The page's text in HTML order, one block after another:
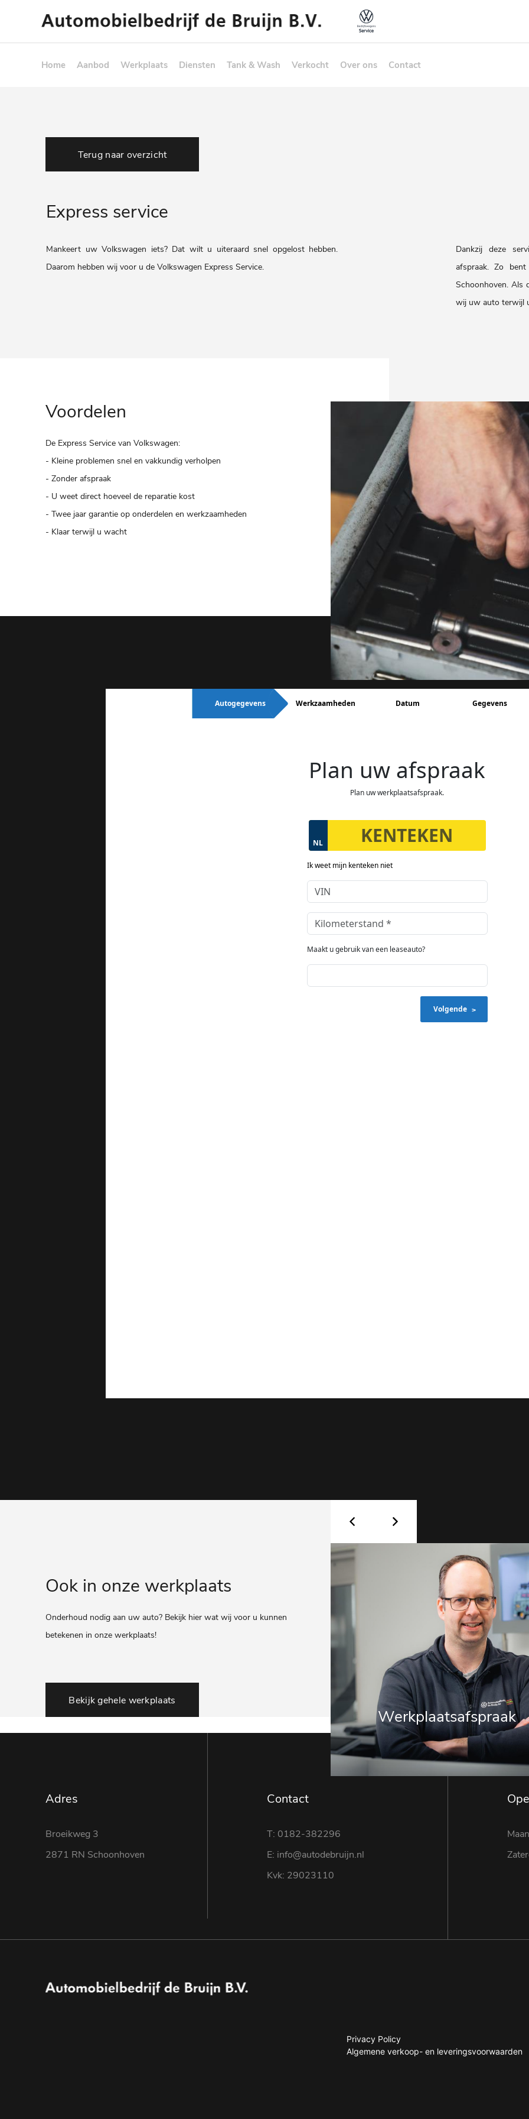
Home Aanbod Werkplaats Diensten Tank & Wash Verkocht Over ons Contact
Terug naar overzicht
Express service
Mankeert uw Volkswagen iets? Dat wilt u uiteraard snel opgelost hebben.
Daarom hebben wij voor u de Volkswagen Express Service.
Dankzij deze
afspraak. Zo
Schoonhoven. Als
wij uw auto terwijl
Voordelen
De Express Service van Volkswagen:
- Kleine problemen snel en vakkundig verholpen
- Zonder afspraak
- U weet direct hoeveel de reparatie kost
- Twee jaar garantie op onderdelen en werkzaamheden
- Klaar terwijl u wacht
Ook in onze werkplaats
Onderhoud nodig aan uw auto? Bekijk hier wat wij voor u kunnen
betekenen in onze werkplaats!
Bekijk gehele werkplaats
Werkplaatsafspraak
Adres
Broeikweg 3
2871 RN Schoonhoven
Contact
T: 0182-382296
E: info@autodebruijn.nl
Kvk: 29023110
Privacy Policy
Algemene verkoop- en leveringsvoorwaarden